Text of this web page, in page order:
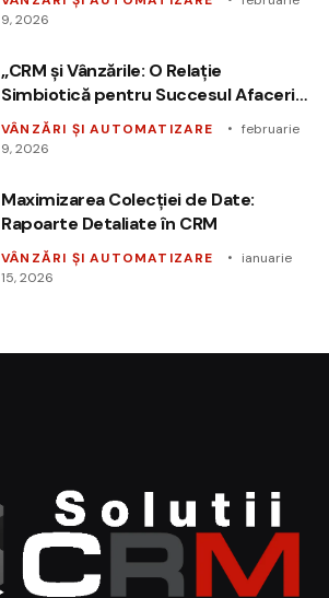
9, 2026
„CRM și Vânzările: O Relație
Simbiotică pentru Succesul Afacerii
Tale”
VÂNZĂRI ȘI AUTOMATIZARE
februarie
9, 2026
Maximizarea Colecției de Date:
Rapoarte Detaliate în CRM
VÂNZĂRI ȘI AUTOMATIZARE
ianuarie
15, 2026